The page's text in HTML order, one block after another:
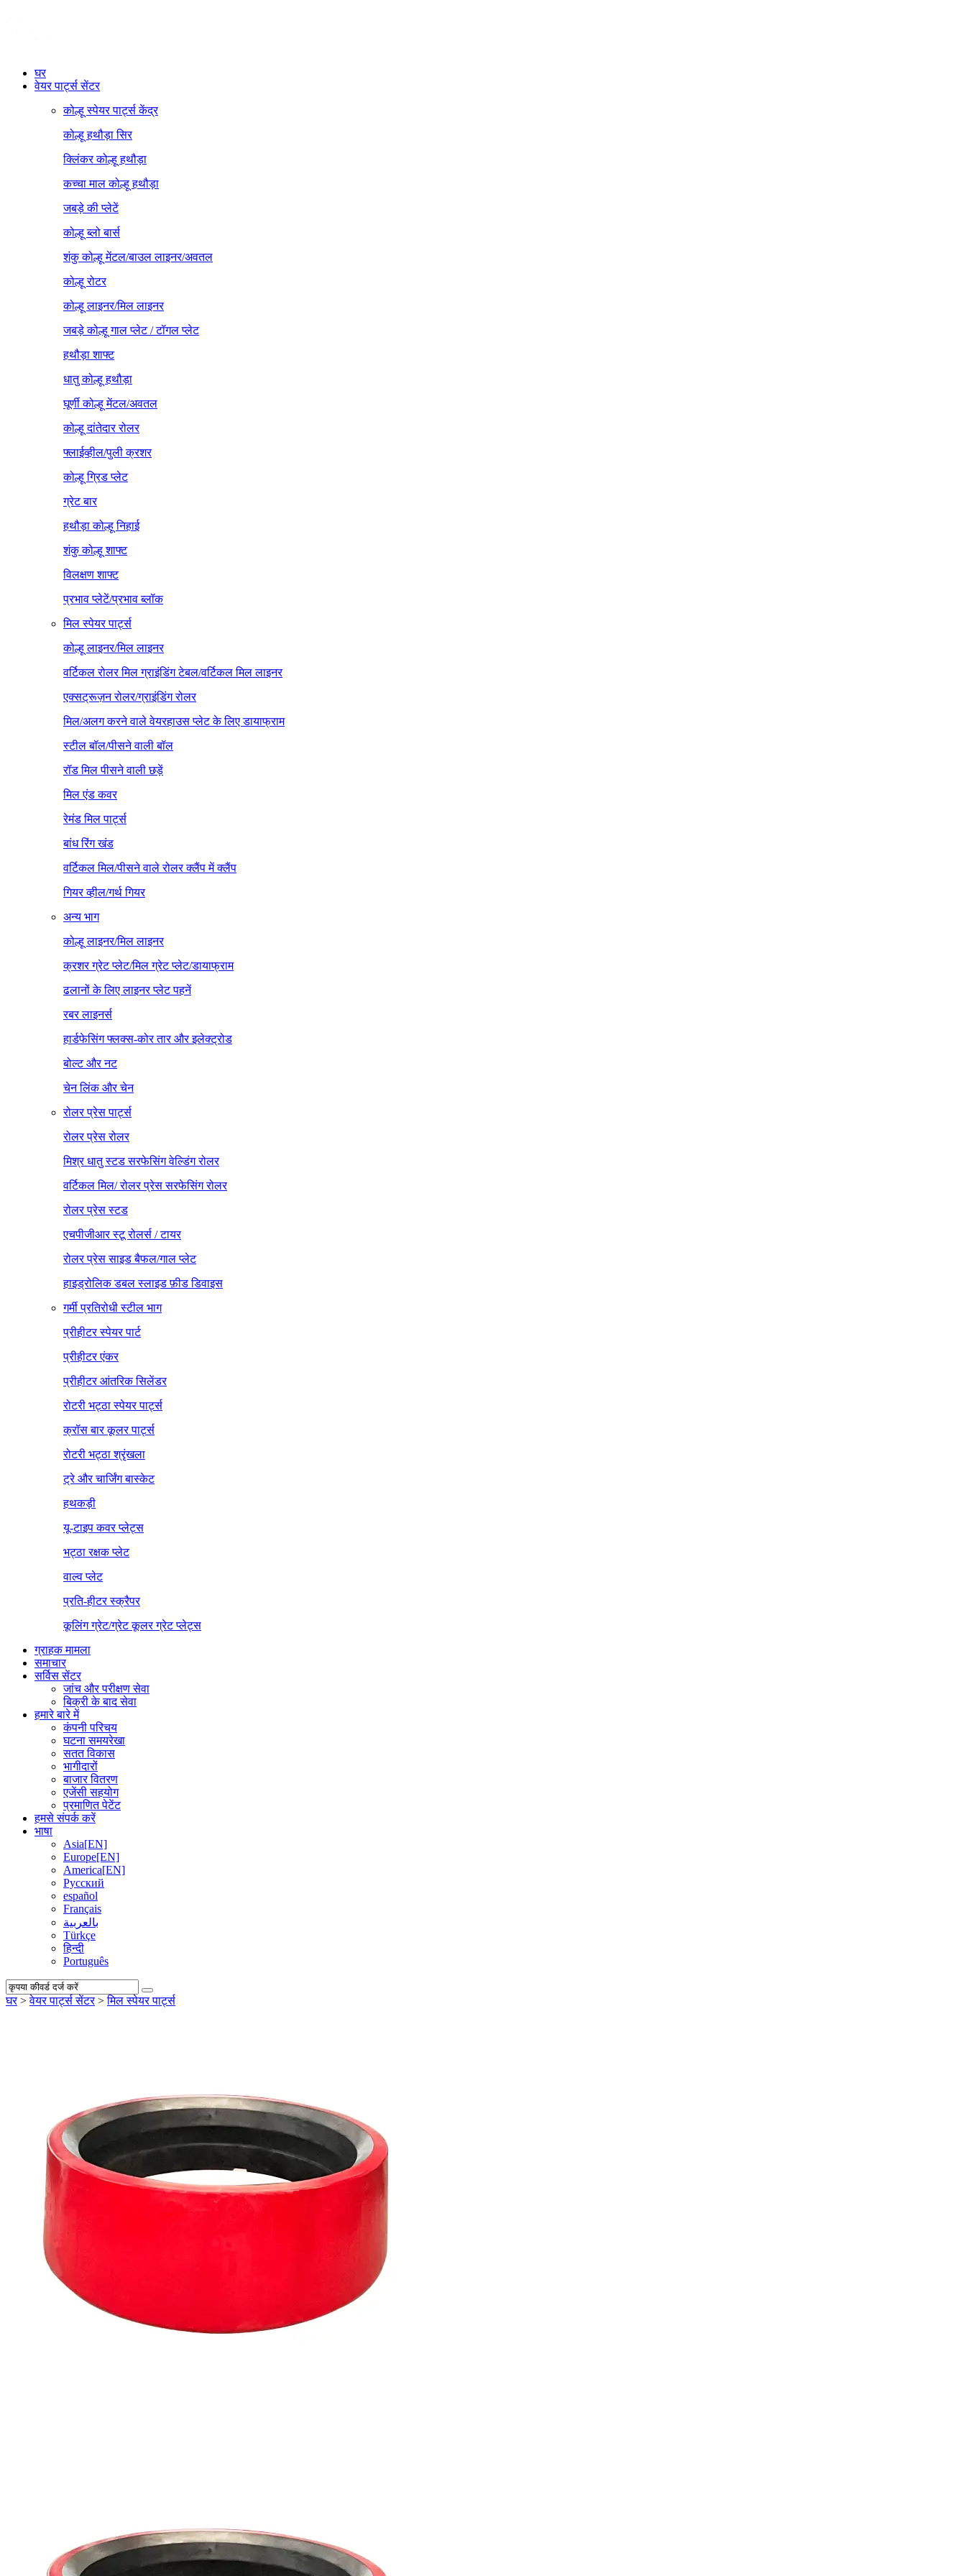
घर
वेयर पार्ट्स सेंटर
कोल्हू स्पेयर पार्ट्स केंद्र
कोल्हू हथौड़ा सिर
क्लिंकर कोल्हू हथौड़ा
कच्चा माल कोल्हू हथौड़ा
जबड़े की प्लेटें
कोल्हू ब्लो बार्स
शंकु कोल्हू मेंटल/बाउल लाइनर/अवतल
कोल्हू रोटर
कोल्हू लाइनर/मिल लाइनर
जबड़े कोल्हू गाल प्लेट / टॉगल प्लेट
हथौड़ा शाफ्ट
धातु कोल्हू हथौड़ा
घूर्णी कोल्हू मेंटल/अवतल
कोल्हू दांतेदार रोलर
फ्लाईव्हील/पुली क्रशर
कोल्हू ग्रिड प्लेट
ग्रेट बार
हथौड़ा कोल्हू निहाई
शंकु कोल्हू शाफ्ट
विलक्षण शाफ्ट
प्रभाव प्लेटें/प्रभाव ब्लॉक
मिल स्पेयर पार्ट्स
कोल्हू लाइनर/मिल लाइनर
वर्टिकल रोलर मिल ग्राइंडिंग टेबल/वर्टिकल मिल लाइनर
एक्सट्रूज़न रोलर/ग्राइंडिंग रोलर
मिल/अलग करने वाले वेयरहाउस प्लेट के लिए डायाफ्राम
स्टील बॉल/पीसने वाली बॉल
रॉड मिल पीसने वाली छड़ें
मिल एंड कवर
रेमंड मिल पार्ट्स
बांध रिंग खंड
वर्टिकल मिल/पीसने वाले रोलर क्लैंप में क्लैंप
गियर व्हील/गर्थ गियर
अन्य भाग
कोल्हू लाइनर/मिल लाइनर
क्रशर ग्रेट प्लेट/मिल ग्रेट प्लेट/डायाफ्राम
ढलानों के लिए लाइनर प्लेट पहनें
रबर लाइनर्स
हार्डफेसिंग फ्लक्स-कोर तार और इलेक्ट्रोड
बोल्ट और नट
चेन लिंक और चेन
रोलर प्रेस पार्ट्स
रोलर प्रेस रोलर
मिश्र धातु स्टड सरफेसिंग वेल्डिंग रोलर
वर्टिकल मिल/ रोलर प्रेस सरफेसिंग रोलर
रोलर प्रेस स्टड
एचपीजीआर स्टू रोलर्स / टायर
रोलर प्रेस साइड बैफल/गाल प्लेट
हाइड्रोलिक डबल स्लाइड फ़ीड डिवाइस
गर्मी प्रतिरोधी स्टील भाग
प्रीहीटर स्पेयर पार्ट
प्रीहीटर एंकर
प्रीहीटर आंतरिक सिलेंडर
रोटरी भट्ठा स्पेयर पार्ट्स
क्रॉस बार कूलर पार्ट्स
रोटरी भट्ठा श्रृंखला
ट्रे और चार्जिंग बास्केट
हथकड़ी
यू-टाइप कवर प्लेट्स
भट्ठा रक्षक प्लेट
वाल्व प्लेट
प्रति-हीटर स्क्रैपर
कूलिंग ग्रेट/ग्रेट कूलर ग्रेट प्लेट्स
ग्राहक मामला
समाचार
सर्विस सेंटर
जांच और परीक्षण सेवा
बिक्री के बाद सेवा
हमारे बारे में
कंपनी परिचय
घटना समयरेखा
सतत विकास
भागीदारों
बाजार वितरण
एजेंसी सहयोग
प्रमाणित पेटेंट
हमसे संपर्क करें
भाषा
Asia[EN]
Europe[EN]
America[EN]
Русский
español
Français
بالعربية
Türkçe
हिन्दी
Português
घर>वेयर पार्ट्स सेंटर>मिल स्पेयर पार्ट्स